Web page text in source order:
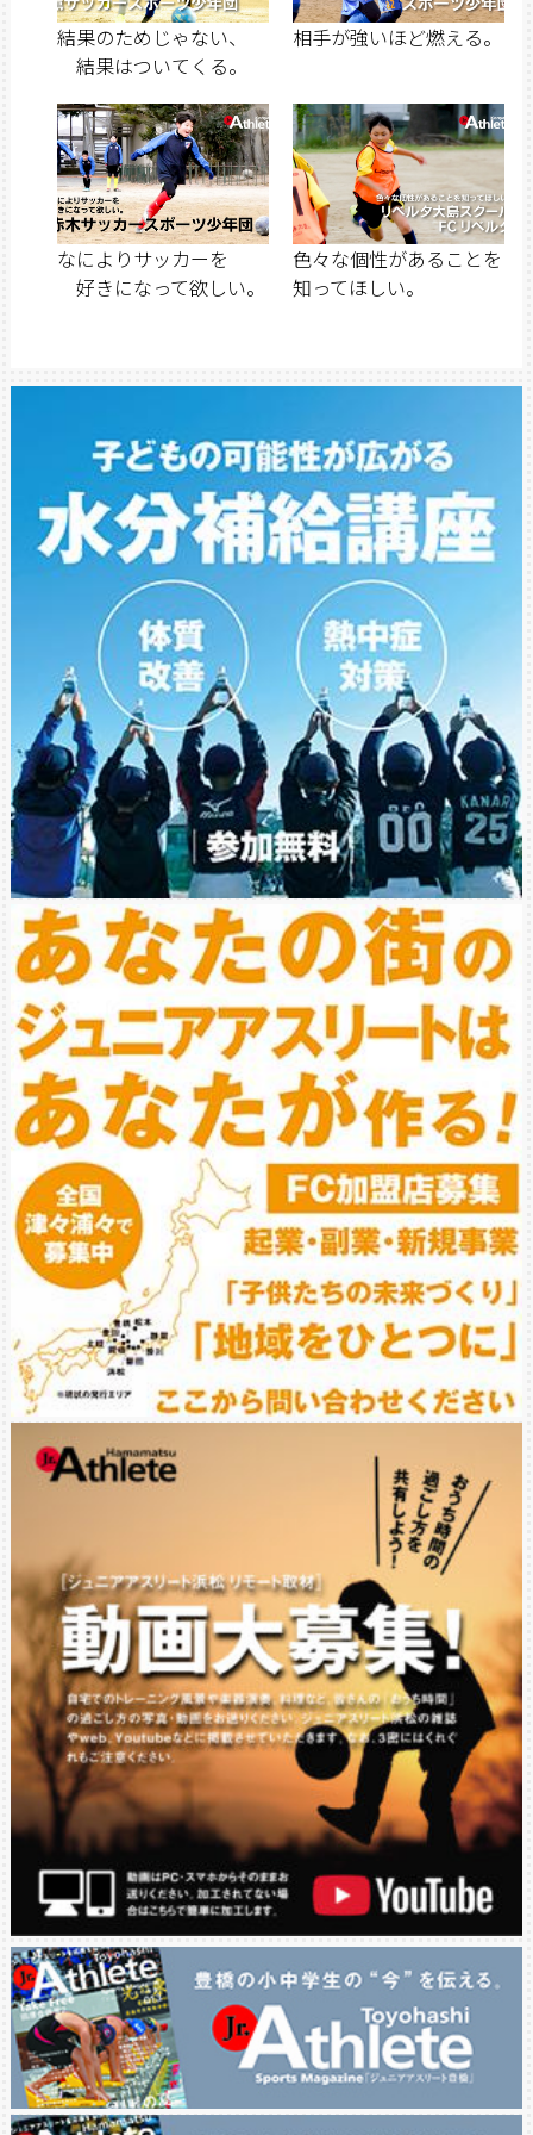
結果のためじゃない、
結果はついてくる。
相手が強いほど燃える。
なによりサッカーを
好きになって欲しい。
色々な個性があることを
知ってほしい。